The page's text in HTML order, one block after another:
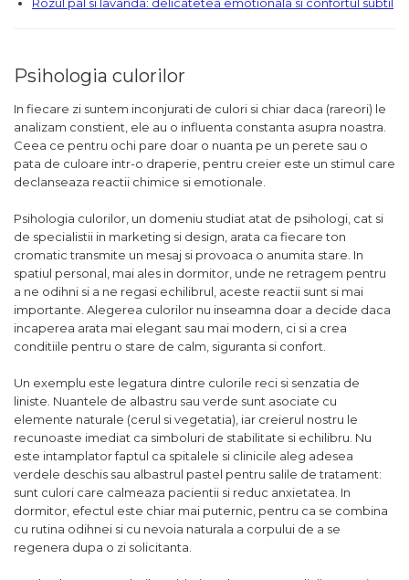
Rozul pal si lavanda: delicatetea emotionala si confortul subtil
Psihologia culorilor
In fiecare zi suntem inconjurati de culori si chiar daca (rareori) le
analizam constient, ele au o influenta constanta asupra noastra.
Ceea ce pentru ochi pare doar o nuanta pe un perete sau o
pata de culoare intr-o draperie, pentru creier este un stimul care
declanseaza reactii chimice si emotionale.
Psihologia culorilor, un domeniu studiat atat de psihologi, cat si
de specialistii in marketing si design, arata ca fiecare ton
cromatic transmite un mesaj si provoaca o anumita stare. In
spatiul personal, mai ales in dormitor, unde ne retragem pentru
a ne odihni si a ne regasi echilibrul, aceste reactii sunt si mai
importante. Alegerea culorilor nu inseamna doar a decide daca
incaperea arata mai elegant sau mai modern, ci si a crea
conditiile pentru o stare de calm, siguranta si confort.
Un exemplu este legatura dintre culorile reci si senzatia de
liniste. Nuantele de albastru sau verde sunt asociate cu
elemente naturale (cerul si vegetatia), iar creierul nostru le
recunoaste imediat ca simboluri de stabilitate si echilibru. Nu
este intamplator faptul ca spitalele si clinicile aleg adesea
verdele deschis sau albastrul pastel pentru salile de tratament:
sunt culori care calmeaza pacientii si reduc anxietatea. In
dormitor, efectul este chiar mai puternic, pentru ca se combina
cu rutina odihnei si cu nevoia naturala a corpului de a se
regenera dupa o zi solicitanta.